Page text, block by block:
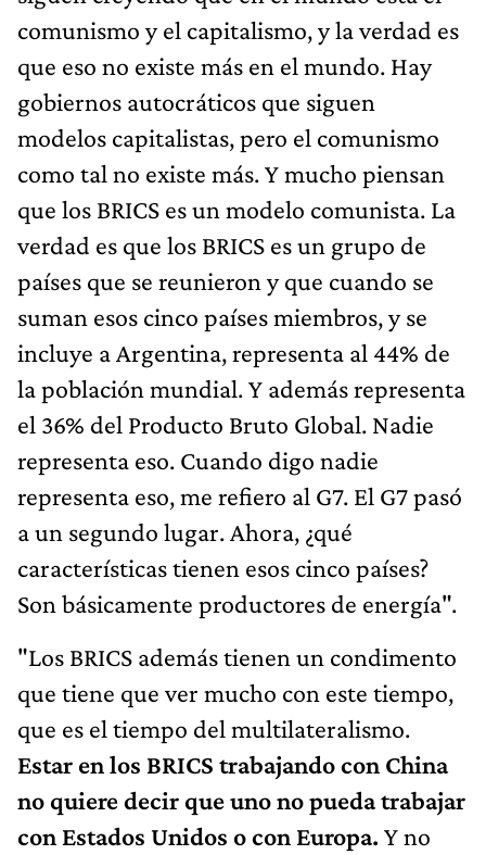
comunismo y el capitalismo, y la verdad es
que eso no existe más en el mundo. Hay
gobiernos autocráticos que siguen
modelos capitalistas, pero el comunismo
como tal no existe más. Y mucho piensan
que los BRICS es un modelo comunista. La
verdad es que los BRICS es un grupo de
países que se reunieron y que cuando se
suman esos cinco países miembros, y se
incluye a Argentina, representa al 44% de
la población mundial. Y además representa
el 36% del Producto Bruto Global. Nadie
representa eso. Cuando digo nadie
representa eso, me refiero al G7. El G7 pasó
a un segundo lugar. Ahora, ¿qué
características tienen esos cinco países?
Son básicamente productores de energía".
"Los BRICS además tienen un condimento
que tiene que ver mucho con este tiempo,
que es el tiempo del multilateralismo.
Estar en los BRICS trabajando con China
no quiere decir que uno no pueda trabajar
con Estados Unidos o con Europa. Y no